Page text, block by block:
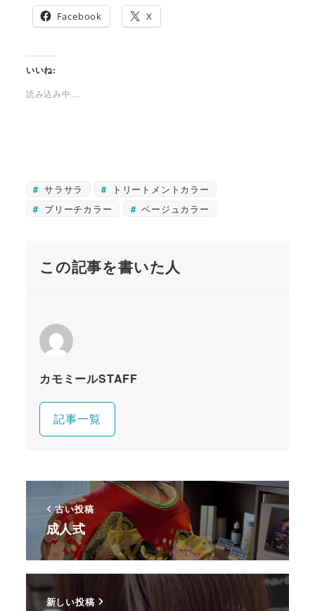
Facebook
X
いいね:
読み込み中…
サラサラ
トリートメントカラー
ブリーチカラー
ベージュカラー
この記事を書いた人
カモミールSTAFF
記事一覧
古い投稿
成人式
新しい投稿